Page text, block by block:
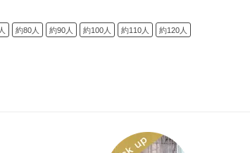
約80人 約90人 約100人 約110人 約120人